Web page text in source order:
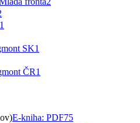
1
SK1
ČR1
E-kniha: PDF75